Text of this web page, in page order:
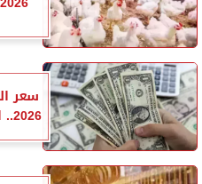
2026.. استقرار أمام الجنيه في البنوك